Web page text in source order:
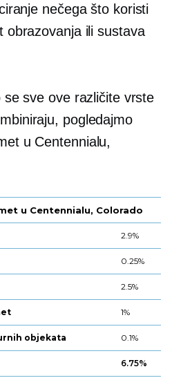
nečega što koristi
obrazovanja ili sustava
se sve ove različite vrste
pogledajmo
u Centennialu,
u Centennialu, Colorado
2.9%
0.25%
2.5%
1%
objekata 0.1%
6.75%